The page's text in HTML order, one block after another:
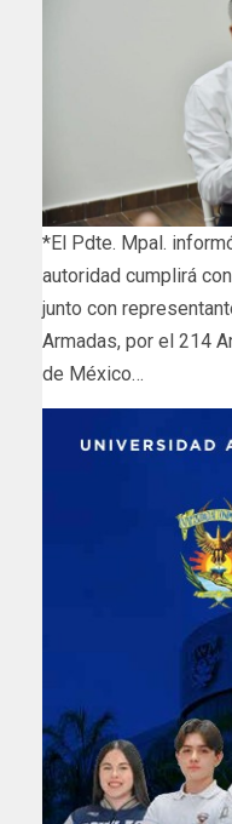
*El Pdte. Mpal.
autoridad cumplirá
junto con
Armadas, por el 214
de México…